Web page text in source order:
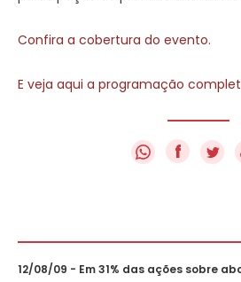
Confira a cobertura do evento.
E veja aqui a programação
f
12/08/09 - Em 31% das ações sobre